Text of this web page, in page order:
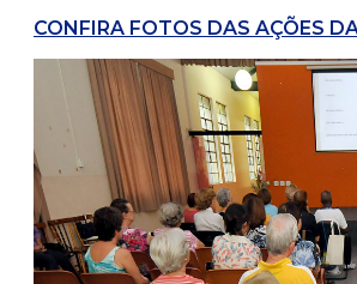
CONFIRA FOTOS DAS AÇÕES